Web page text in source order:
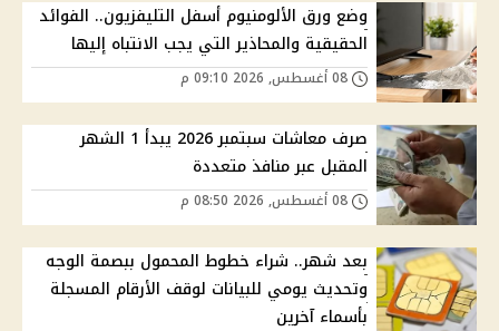
وضع ورق الألومنيوم أسفل التليفزيون.. الفوائد
الحقيقية والمحاذير التي يجب الانتباه إليها
صرف معاشات سبتمبر 2026 يبدأ 1 الشهر
المقبل عبر منافذ متعددة
بعد شهر.. شراء خطوط المحمول ببصمة الوجه
وتحديث يومي للبيانات لوقف الأرقام المسجلة
بأسماء آخرين